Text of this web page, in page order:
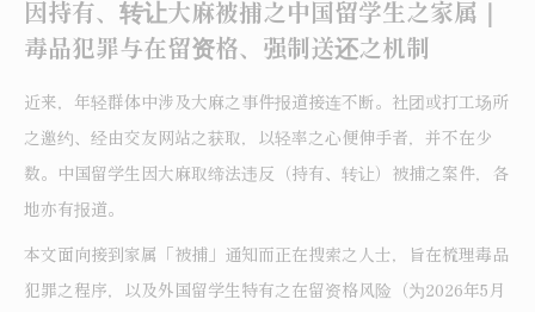
因持有、转让大麻被捕之中国留学生之家属｜
毒品犯罪与在留资格、强制送还之机制
近来，年轻群体中涉及大麻之事件报道接连不断。社团或打工场所
之邀约、经由交友网站之获取，以轻率之心便伸手者，并不在少
数。中国留学生因大麻取缔法违反（持有、转让）被捕之案件，各
地亦有报道。
本文面向接到家属「被捕」通知而正在搜索之人士，旨在梳理毒品
犯罪之程序，以及外国留学生特有之在留资格风险（为2026年5月